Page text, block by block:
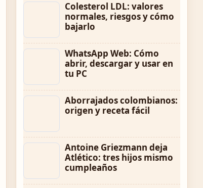
Colesterol LDL: valores
normales, riesgos y cómo
bajarlo
WhatsApp Web: Cómo
abrir, descargar y usar en
tu PC
Aborrajados colombianos:
origen y receta fácil
Antoine Griezmann deja
Atlético: tres hijos mismo
cumpleaños